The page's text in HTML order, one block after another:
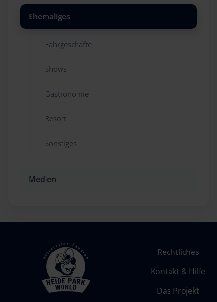
Ehemaliges
Fahrgeschäfte
Shows
Gastronomie
Resort
Sonstiges
Medien
Rechtliches
Kontakt & Hilfe
Das Projekt